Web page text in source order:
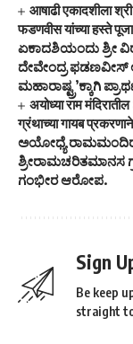
आषाढी एकादशीला
फडणवीस यांच्या हस्ते
ಏಕಾದಶಿಯಂದು ಶ್ರೀ
ದೇವೇಂದ್ರ ಫಡಣವೀಸ್
ಮಹಾರಾಷ್ಟ್ರ’ಕ್ಕಾಗಿ
अयोध्या राम
ग्रंथाच्या गायब
ಅಯೋಧ್ಯೆ
ಶ್ರೀರಾಮಚರಿತಮಾನಸ
ಗಂಭೀರ ಆರೋಪ.
Sign
Be keep
straight